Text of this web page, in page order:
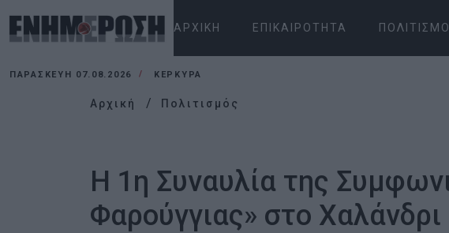
ΑΡΧΙΚΉ ΕΠΙΚΑΙΡΌΤΗΤΑ
ΠΑΡΑΣΚΕΥΉ 07.08.2026 ΚΕΡΚΥΡΑ
Αρχική Πολιτισμός
Η 1η Συναυλία της
Φαρούγγιας» στο Χαλάνδρι